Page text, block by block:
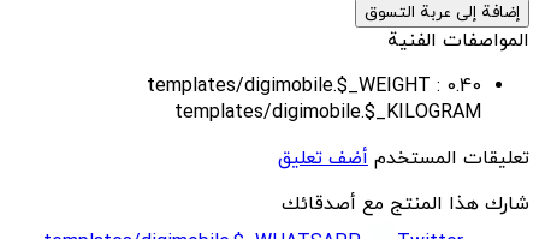
إضافة إلى عربة التسوق
المواصفات الفنية
templates/digimobile.$_WEIGHT : 0.40
templates/digimobile.$_KILOGRAM
تعليقات المستخدم أضف تعليق
شارك هذا المنتج مع أصدقائك